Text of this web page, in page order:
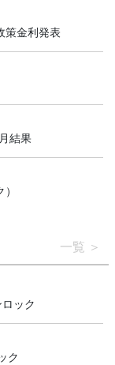
策金利発表
結果
一覧
ック
ク